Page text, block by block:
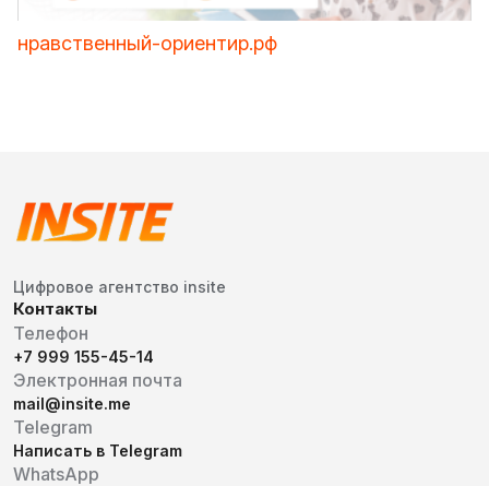
нравственный-ориентир.рф
Цифровое агентство insite
Контакты
Телефон
+7 999 155-45-14
Электронная почта
mail@insite.me
Telegram
Написать в Telegram
WhatsApp